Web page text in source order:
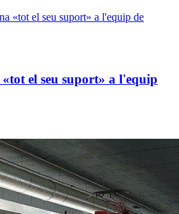
el seu suport» a l'equip